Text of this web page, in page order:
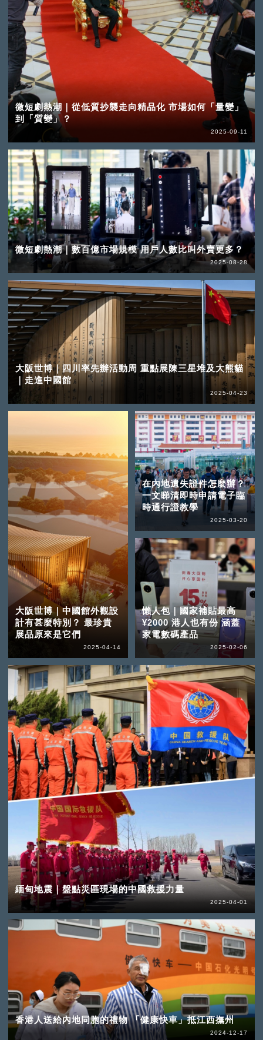
微短劇熱潮｜從低質抄襲走向精品化 市場如何「量變」
到「質變」？
2025-09-11
微短劇熱潮｜數百億市場規模 用戶人數比叫外賣更多？
2025-08-28
大阪世博｜四川率先辦活動周 重點展陳三星堆及大熊貓
｜走進中國館
2025-04-23
大阪世博｜中國館外觀設
計有甚麼特別？ 最珍貴
展品原來是它們
2025-04-14
緬甸地震｜盤點災區現場的中國救援力量
2025-04-01
在內地遺失證件怎麼辦？
一文睇清即時申請電子臨
時通行證教學
2025-03-20
懶人包｜國家補貼最高
¥2000 港人也有份 涵蓋
家電數碼產品
2025-02-06
香港人送給內地同胞的禮物 「健康快車」抵江西撫州
2024-12-17